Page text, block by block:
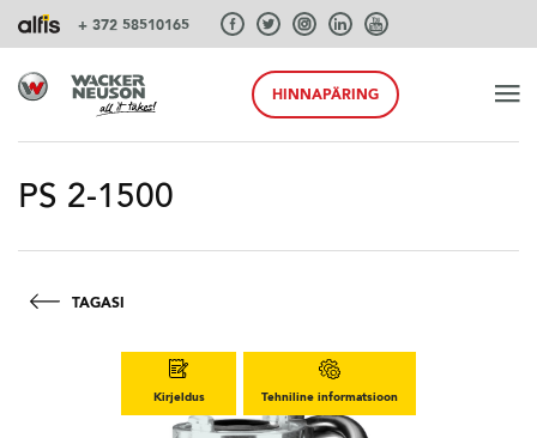
+ 372 58510165
TOOTED
SÜSTEEMID
HINNAPÄRING
PS 2-1500
TAGASI
Kirjeldus Tehniline informatsioon